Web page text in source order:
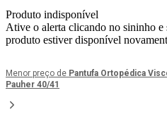
Produto indisponível
Ative o alerta clicando no sininho e
produto estiver disponível
Menor preço de Pantufa Ortopédica
Pauher 40/41